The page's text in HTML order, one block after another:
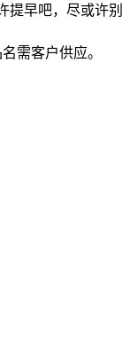
提早吧，尽或许别
需客户供应。